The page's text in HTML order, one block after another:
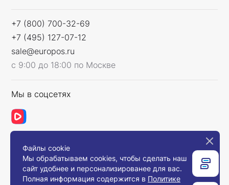
+7 (800) 700-32-69
+7 (495) 127-07-12
sale@europos.ru
с 9:00 до 18:00 по Москве
Мы в соцсетях
Связаться с нами
Файлы cookie
Мы обрабатываем cookies, чтобы сделать наш
сайт удобнее и персонализированее для вас.
Полная информация содержится в Политике